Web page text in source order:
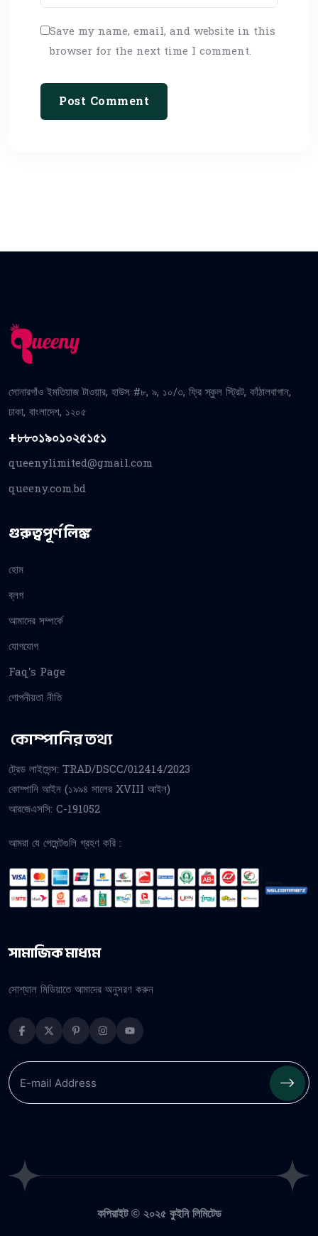
Save my name, email, and website in this
browser for the next time I comment.
সোনারগাঁও ইমতিয়াজ টাওয়ার, হাউস #৮, ৯, ১০/৩, ফ্রি স্কুল স্ট্রিট, কাঁঠালবাগান,
ঢাকা, বাংলাদেশ, ১২০৫
+৮৮০১৯০১০২৫১৫১
queenylimited@gmail.com
queeny.com.bd
গুরুত্বপূর্ণ লিঙ্ক
হোম
ব্লগ
আমাদের সম্পর্কে
যোগযোগ
Faq’s Page
গোপনীয়তা নীতি
কোম্পানির তথ্য
ট্রেড লাইসেন্স: TRAD/DSCC/012414/2023
কোম্পানি আইন (১৯৯৪ সালের XVIII আইন)
আরজেএসসি: C-191052
আমরা যে পেমেন্টগুলি গ্রহণ করি :
সামাজিক মাধ্যম
সোশ্যাল মিডিয়াতে আমাদের অনুসরণ করুন
কপিরাইট © ২০২৫কুইনি লিমিটেড